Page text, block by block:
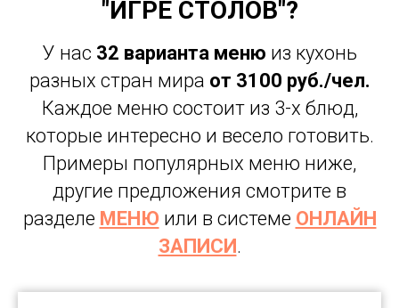
"ИГРЕ СТОЛОВ"?
У нас 32 варианта меню из кухонь
разных стран мира от 3100 руб./чел.
Каждое меню состоит из 3-х блюд,
которые интересно и весело готовить.
Примеры популярных меню ниже,
другие предложения смотрите в
разделе МЕНЮ или в системе ОНЛАЙН
ЗАПИСИ .